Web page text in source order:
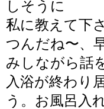
しそうに
私に教えて下
つんだね〜、
みしながら話
入浴が終わり
う。お風呂入